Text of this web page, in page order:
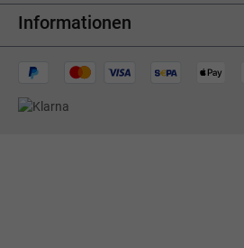
Informationen